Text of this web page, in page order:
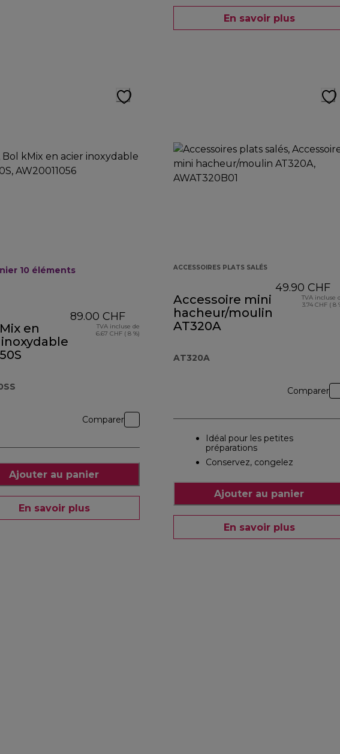
En savoir plus
10 éléments
en
89.00 CHF
TVA incluse de
6.67 CHF ( 8 %)
Comparer
Ajouter au panier
En savoir plus
ACCESSOIRES PLATS SALÉS
Accessoire mini
hacheur/moulin
AT320A
AT320A
49.90 CHF
TVA incluse
3.74 CHF ( 8
Comparer
Idéal pour les petites
préparations
Conservez, congelez
Ajouter au panier
En savoir plus